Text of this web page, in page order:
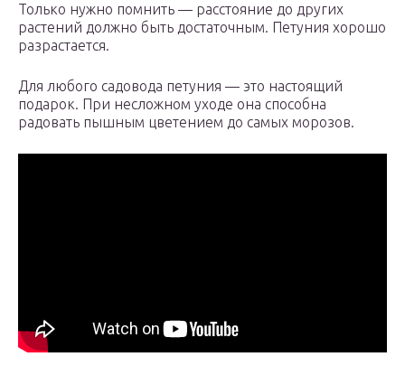
Только нужно помнить — расстояние до других
растений должно быть достаточным. Петуния хорошо
разрастается.
Для любого садовода петуния — это настоящий
подарок. При несложном уходе она способна
радовать пышным цветением до самых морозов.